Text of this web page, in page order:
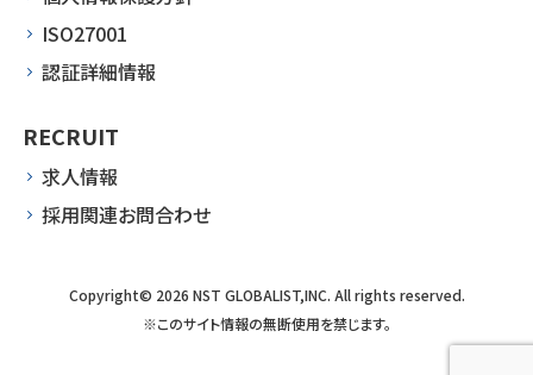
ISO27001
認証詳細情報
RECRUIT
求人情報
採用関連お問合わせ
Copyright© 2026 NST GLOBALIST,INC. All rights reserved.
※このサイト情報の無断使⽤を禁じます。